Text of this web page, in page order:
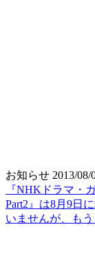
お知らせ 2013/08/
『NHKドラマ
Part2』は8月9日
いませんが、も